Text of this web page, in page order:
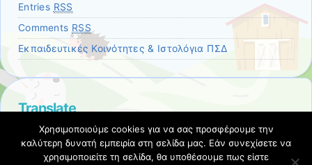
Entries RSS
Comments RSS
Εκπαιδευτικές Κοινότητες & Ιστολόγια ΠΣΔ
Translate
Select
a
language
Translate
Χρησιμοποιούμε cookies για να σας προσφέρουμε την
καλύτερη δυνατή εμπειρία στη σελίδα μας. Εάν συνεχίσετε να
χρησιμοποιείτε τη σελίδα, θα υποθέσουμε πως είστε